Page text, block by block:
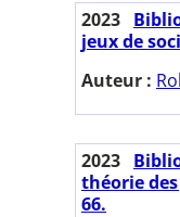
2023
jeux de
Auteur :
2023
théorie
66.